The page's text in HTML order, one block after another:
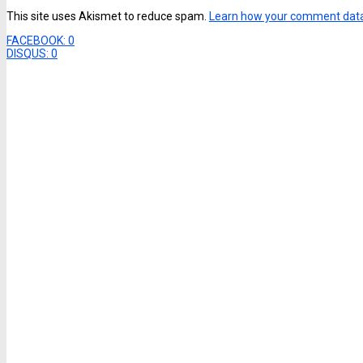
This site uses Akismet to reduce spam. Learn how your comment
FACEBOOK: 0
DISQUS: 0